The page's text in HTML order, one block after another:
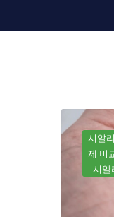
시알
제 비
시알